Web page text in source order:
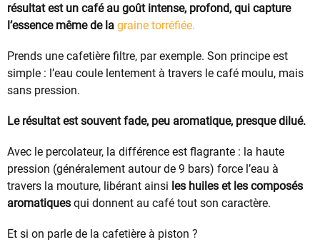
résultat est un café au goût intense, profond, qui capture
l’essence même de la graine torréfiée.
Prends une cafetière filtre, par exemple. Son principe est
simple : l’eau coule lentement à travers le café moulu, mais
sans pression.
Le résultat est souvent fade, peu aromatique, presque dilué.
Avec le percolateur, la différence est flagrante : la haute
pression (généralement autour de 9 bars) force l’eau à
travers la mouture, libérant ainsi les huiles et les composés
aromatiques qui donnent au café tout son caractère.
Et si on parle de la cafetière à piston ?